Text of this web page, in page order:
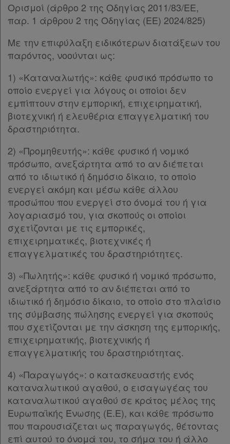
Απόκτηση
Συνδρομής
Ατομική
συνδρομή
Ομαδικά
πακέτα
Παροχές
σε
συνδρομητές
συνδρομητές
Τα
αγαπημένα
μου
Οι
σημειώσεις
μου
Ψάχνω
Άρθρο 3ιβ
Άρθρο 3ιγ
Άρθρο 3ιδ
Παρ.1
Παρ.2
Παρ.3
Παρ.4
Παρ.5
Παρ.6
Παρ.7
Παρ.8
Παρ.9
Άρθρο 3ιε [-]
Παρ.1
Παρ.2
Παρ.3
Παρ.4
Παρ.5
Παρ.6
Παρ.7
Άρθρο 3ιστ [-]
Παρ.1
Παρ.2
Παρ.3
Παρ.4
Παρ.5
Άρθρο 3ιζ
[-]
Παρ.1
Παρ.2
Παρ.3
Παρ.4
Παρ.5
Άρθρο 3ιη [-]
Ορισμοί (άρθρο 2 της Οδηγίας 2011/83/ΕΕ,
παρ. 1 άρθρου 2 της Οδηγίας (ΕΕ) 2024/825)
Με την επιφύλαξη ειδικότερων διατάξεων του
παρόντος, νοούνται ως:
1) «Καταναλωτής»: κάθε φυσικό πρόσωπο το
οποίο ενεργεί για λόγους οι οποίοι δεν
εμπίπτουν στην εμπορική, επιχειρηματική,
βιοτεχνική ή ελευθέρια επαγγελματική του
δραστηριότητα.
2) «Προμηθευτής»: κάθε φυσικό ή νομικό
πρόσωπο, ανεξάρτητα από το αν διέπεται
από το ιδιωτικό ή δημόσιο δίκαιο, το οποίο
ενεργεί ακόμη και μέσω κάθε άλλου
προσώπου που ενεργεί στο όνομά του ή για
λογαριασμό του, για σκοπούς οι οποίοι
σχετίζονται με τις εμπορικές,
επιχειρηματικές, βιοτεχνικές ή
επαγγελματικές του δραστηριότητες.
3) «Πωλητής»: κάθε φυσικό ή νομικό πρόσωπο,
ανεξάρτητα από το αν διέπεται από το
ιδιωτικό ή δημόσιο δίκαιο, το οποίο στο πλαίσιο
της σύμβασης πώλησης ενεργεί για σκοπούς
που σχετίζονται με την άσκηση της εμπορικής,
επιχειρηματικής, βιοτεχνικής ή
επαγγελματικής του δραστηριότητας.
4) «Παραγωγός»: ο κατασκευαστής ενός
καταναλωτικού αγαθού, ο εισαγωγέας του
καταναλωτικού αγαθού σε κράτος μέλος της
Ευρωπαϊκής Ένωσης (Ε.Ε), και κάθε πρόσωπο
που παρουσιάζεται ως παραγωγός, θέτοντας
επί αυτού το όνομά του, το σήμα του ή άλλο